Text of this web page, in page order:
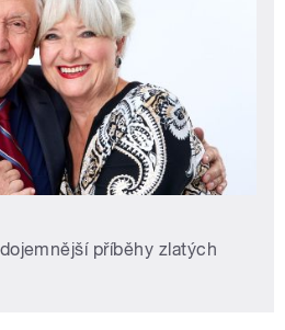
příběhy zlatých